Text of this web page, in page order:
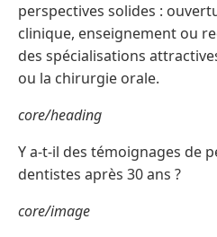
perspectives solides :
clinique, enseignement ou
des spécialisations
ou la chirurgie orale.
core/heading
Y a-t-il des témoignages de
dentistes après 30 ans ?
core/image